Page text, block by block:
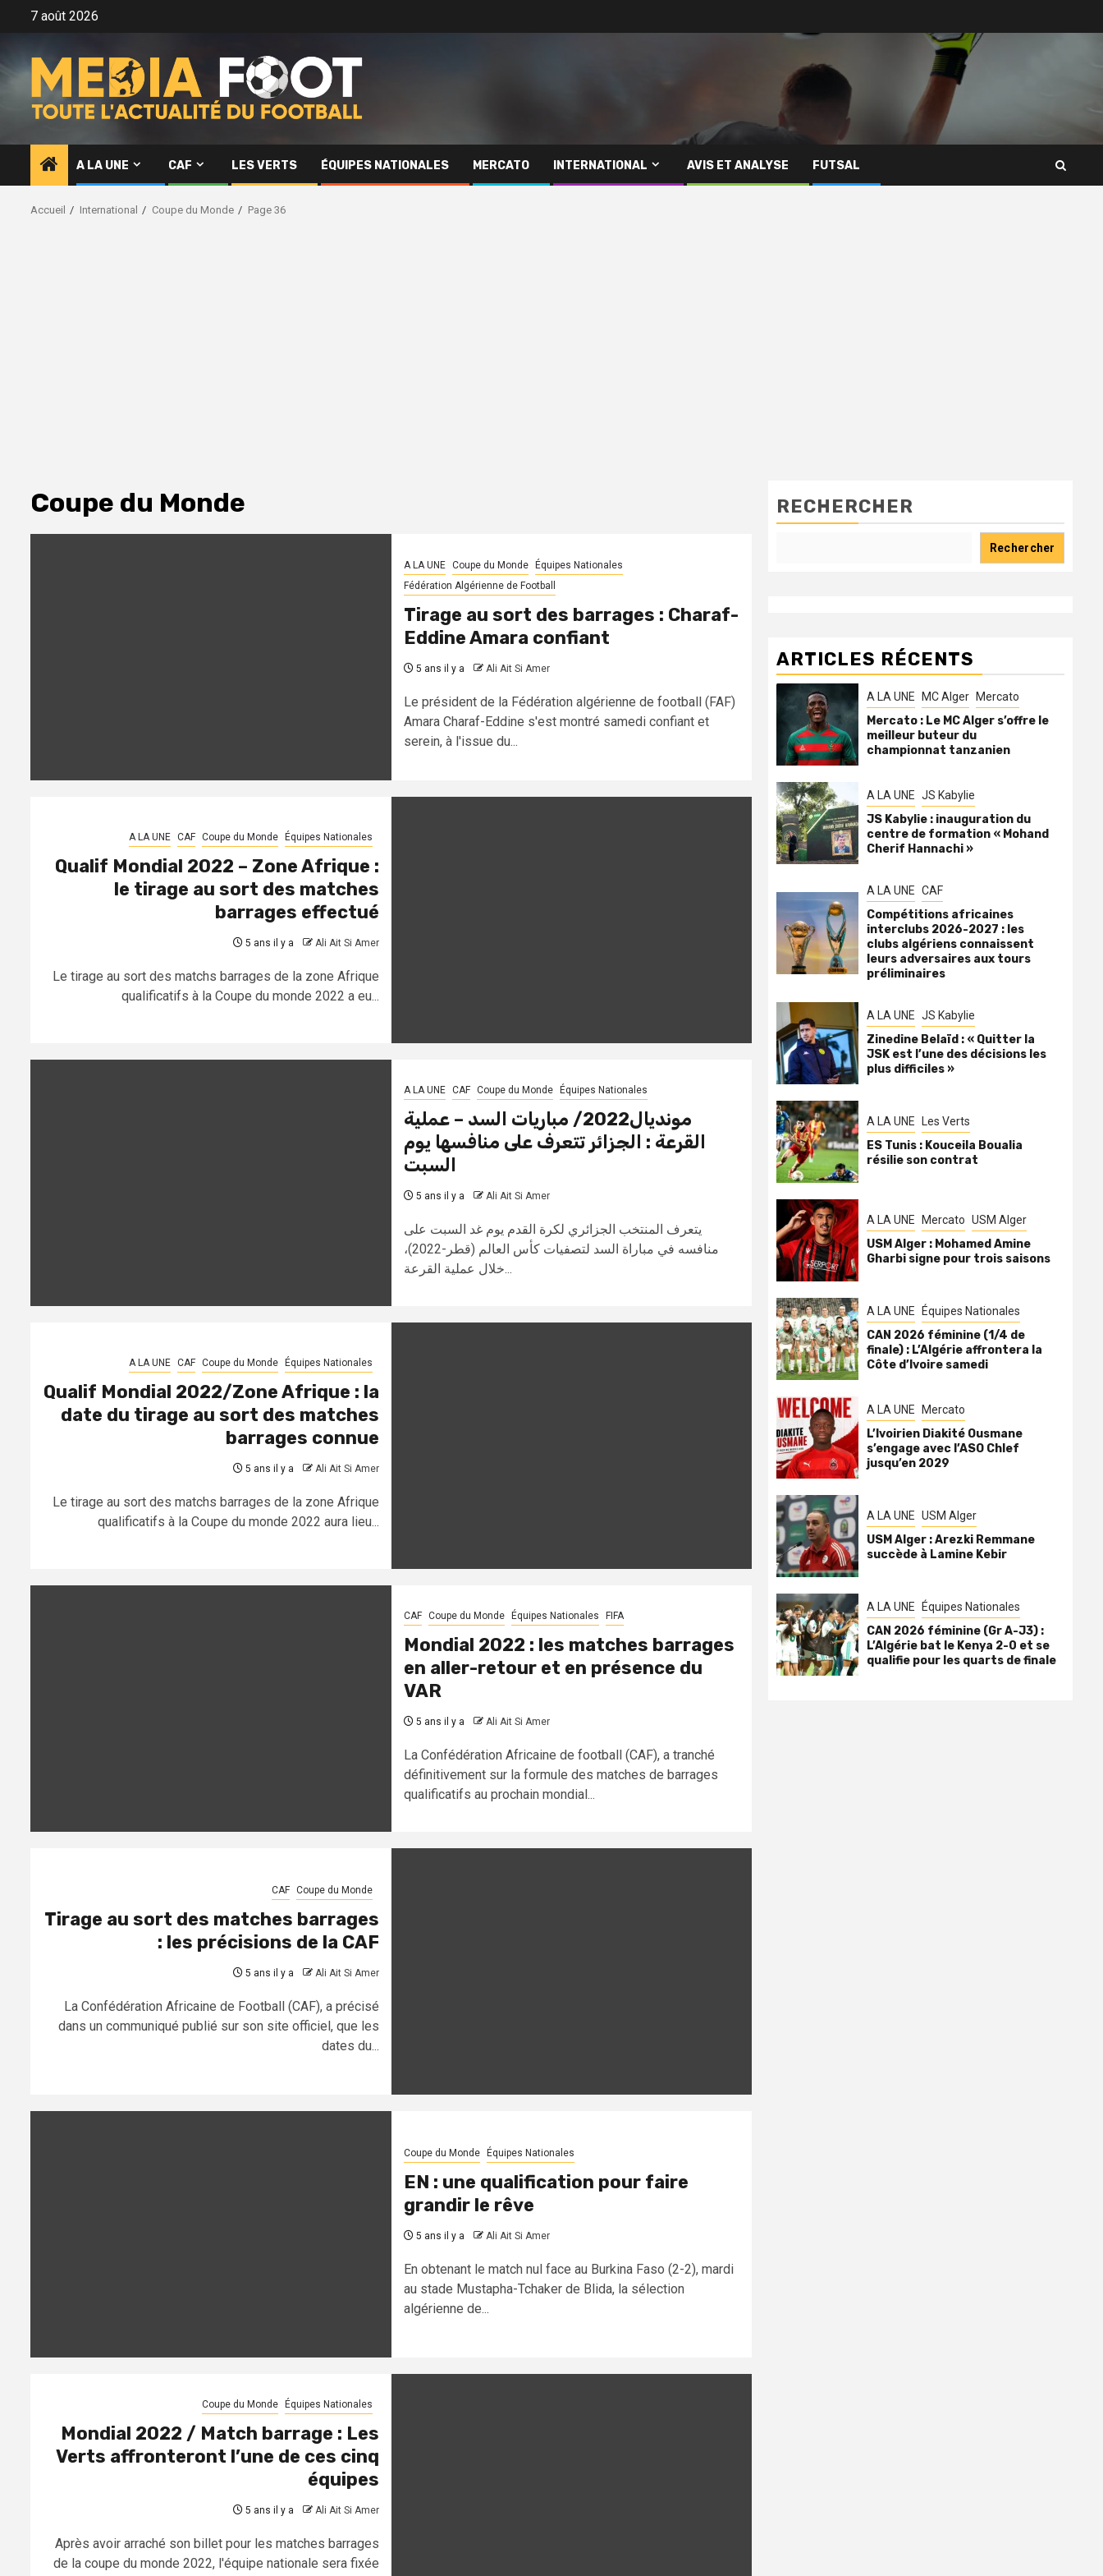
7 août 2026
A LA UNE CAF LES VERTS ÉQUIPES NATIONALES MERCATO INTERNATIONAL AVIS ET ANALYSE FUTSAL
Accueil International Coupe du Monde Page 36
Coupe du Monde
A LA UNE Coupe du Monde
Équipes Nationales
Fédération Algérienne de Football
Tirage au sort des barrages : Charaf-
Eddine Amara confiant
5 ans il y a Ali Ait Si Amer
Le président de la Fédération algérienne de football (FAF)
Amara Charaf-Eddine s'est montré samedi confiant et
serein, à l'issue du...
A LA UNE CAF Coupe du Monde Équipes Nationales
Qualif Mondial 2022 – Zone Afrique :
le tirage au sort des matches
barrages effectué
5 ans il y a Ali Ait Si Amer
Le tirage au sort des matchs barrages de la zone Afrique
qualificatifs à la Coupe du monde 2022 a eu...
A LA UNE CAF Coupe du Monde Équipes Nationales
مونديال2022/ مباريات السد – عملية
القرعة : الجزائر تتعرف على منافسها يوم
السبت
5 ans il y a Ali Ait Si Amer
يتعرف المنتخب الجزائري لكرة القدم يوم غد السبت على
منافسه في مباراة السد لتصفيات كأس العالم (قطر-2022)،
خلال عملية القرعة...
A LA UNE CAF Coupe du Monde Équipes Nationales
Qualif Mondial 2022/Zone Afrique : la
date du tirage au sort des matches
barrages connue
5 ans il y a Ali Ait Si Amer
Le tirage au sort des matchs barrages de la zone Afrique
qualificatifs à la Coupe du monde 2022 aura lieu...
CAF Coupe du Monde Équipes Nationales FIFA
Mondial 2022 : les matches barrages
en aller-retour et en présence du
VAR
5 ans il y a Ali Ait Si Amer
La Confédération Africaine de football (CAF), a tranché
définitivement sur la formule des matches de barrages
qualificatifs au prochain mondial...
CAF Coupe du Monde
Tirage au sort des matches barrages
: les précisions de la CAF
5 ans il y a Ali Ait Si Amer
La Confédération Africaine de Football (CAF), a précisé
dans un communiqué publié sur son site officiel, que les
dates du...
Coupe du Monde Équipes Nationales
EN : une qualification pour faire
grandir le rêve
5 ans il y a Ali Ait Si Amer
En obtenant le match nul face au Burkina Faso (2-2), mardi
au stade Mustapha-Tchaker de Blida, la sélection
algérienne de...
Coupe du Monde Équipes Nationales
Mondial 2022 / Match barrage : Les
Verts affronteront l’une de ces cinq
équipes
5 ans il y a Ali Ait Si Amer
Après avoir arraché son billet pour les matches barrages
de la coupe du monde 2022, l'équipe nationale sera fixée
RECHERCHER
Rechercher
ARTICLES RÉCENTS
A LA UNE MC Alger Mercato
Mercato : Le MC Alger s’offre le
meilleur buteur du
championnat tanzanien
A LA UNE JS Kabylie
JS Kabylie : inauguration du
centre de formation « Mohand
Cherif Hannachi »
A LA UNE CAF
Compétitions africaines
interclubs 2026-2027 : les
clubs algériens connaissent
leurs adversaires aux tours
préliminaires
A LA UNE JS Kabylie
Zinedine Belaïd : « Quitter la
JSK est l’une des décisions les
plus difficiles »
A LA UNE Les Verts
ES Tunis : Kouceila Boualia
résilie son contrat
A LA UNE Mercato USM Alger
USM Alger : Mohamed Amine
Gharbi signe pour trois saisons
A LA UNE Équipes Nationales
CAN 2026 féminine (1/4 de
finale) : L’Algérie affrontera la
Côte d’Ivoire samedi
A LA UNE Mercato
L’Ivoirien Diakité Ousmane
s’engage avec l’ASO Chlef
jusqu’en 2029
A LA UNE USM Alger
USM Alger : Arezki Remmane
succède à Lamine Kebir
A LA UNE Équipes Nationales
CAN 2026 féminine (Gr A-J3) :
L’Algérie bat le Kenya 2-0 et se
qualifie pour les quarts de finale